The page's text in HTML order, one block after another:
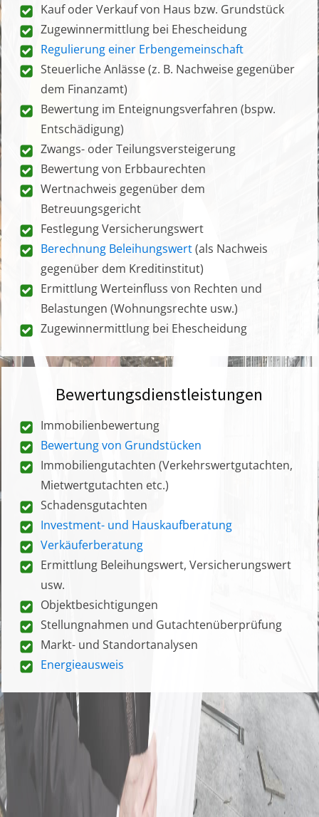
Kauf oder Verkauf von Haus bzw. Grundstück
Zugewinnermittlung bei Ehescheidung
Regulierung einer Erbengemeinschaft
Steuerliche Anlässe (z. B. Nachweise gegenüber
dem Finanzamt)
Bewertung im Enteignungsverfahren (bspw.
Entschädigung)
Zwangs- oder Teilungsversteigerung
Bewertung von Erbbaurechten
Wertnachweis gegenüber dem
Betreuungsgericht
Festlegung Versicherungswert
Berechnung Beleihungswert(als Nachweis
gegenüber dem Kreditinstitut)
Ermittlung Werteinfluss von Rechten und
Belastungen (Wohnungsrechte usw.)
Zugewinnermittlung bei Ehescheidung
Bewertungsdienstleistungen
Immobilienbewertung
Bewertung von Grundstücken
Immobiliengutachten (Verkehrswertgutachten,
Mietwertgutachten etc.)
Schadensgutachten
Investment- und Hauskaufberatung
Verkäuferberatung
Ermittlung Beleihungswert, Versicherungswert
usw.
Objektbesichtigungen
Stellungnahmen und Gutachtenüberprüfung
Markt- und Standortanalysen
Energieausweis